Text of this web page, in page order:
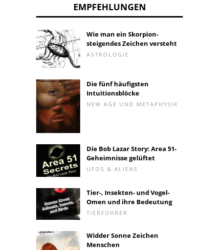
EMPFEHLUNGEN
Wie man ein Skorpion-
steigendes Zeichen versteht
ASTROLOGIE
Die fünf häufigsten
Intuitionsblöcke
NEW AGE UND METAPHYSIK
Die Bob Lazar Story: Area 51-
Geheimnisse gelüftet
UFOS & ALIENS
Tier-, Insekten- und Vogel-
Omen und ihre Bedeutung
TIERFÜHRER
Widder Sonne Zeichen
Menschen